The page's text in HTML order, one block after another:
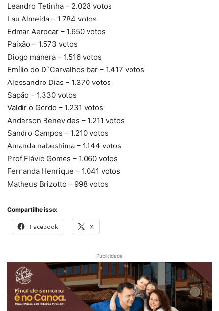
Leandro Tetinha – 2.028 votos
Lau Almeida – 1.784 votos
Edmar Aerocar – 1.650 votos
Paixão – 1.573 votos
Diogo manera – 1.516 votos
Emílio do D`Carvalhos bar – 1.417 votos
Alessandro Dias – 1.370 votos
Sapão – 1.330 votos
Valdir o Gordo – 1.231 votos
Anderson Benevides – 1.211 votos
Sandro Campos – 1.210 votos
Amanda nabeshima – 1.144 votos
Prof Flávio Gomes – 1.060 votos
Fernanda Henrique – 1.041 votos
Matheus Brizotto – 998 votos
Compartilhe isso:
Facebook X
Publicidade